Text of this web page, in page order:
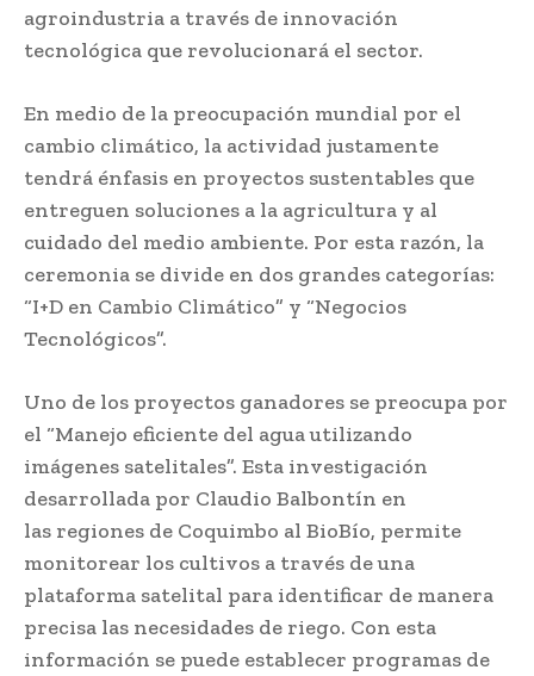
agroindustria a través de innovación
tecnológica que revolucionará el sector.
En medio de la preocupación mundial por el
cambio climático, la actividad justamente
tendrá énfasis en proyectos sustentables que
entreguen soluciones a la agricultura y al
cuidado del medio ambiente. Por esta razón, la
ceremonia se divide en dos grandes categorías:
“I+D en Cambio Climático” y “Negocios
Tecnológicos”.
Uno de los proyectos ganadores se preocupa por
el “Manejo eficiente del agua utilizando
imágenes satelitales”. Esta investigación
desarrollada por Claudio Balbontín en
las regiones de Coquimbo al BioBío, permite
monitorear los cultivos a través de una
plataforma satelital para identificar de manera
precisa las necesidades de riego. Con esta
información se puede establecer programas de